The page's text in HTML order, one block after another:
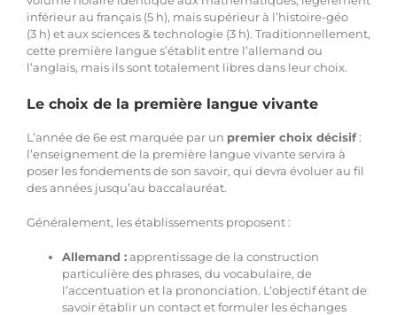
Hypnothérapie à distance
Espace membre
Contact WhatsApp
inférieur au français (5 h), mais supérieur à l’histoire-géo
(3 h) et auxsciences & technologie (3 h). Traditionnellement,
cette première langue s’établit entre l’allemand ou
l’anglais, mais ils sont totalement libres dans leur choix.
Le choix de la première langue vivante
L’année de 6e est marquée par un premier choix décisif:
l’enseignement de la première langue vivante servira à
poser les fondements de son savoir, qui devra évoluer au fil
des années jusqu’au baccalauréat.
Généralement, les établissements proposent :
Allemand :apprentissage de la construction
particulière des phrases, du vocabulaire, de
l’accentuation et la prononciation. L’objectif étant de
savoir établir un contact et formuler les échanges